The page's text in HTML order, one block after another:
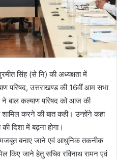
सिंह (से नि) की अध्यक्षता में
परिषद, उत्तराखण्ड की 16वीं आम सभा
बाल कल्याण परिषद को आज की
करने की बात कही। उन्होंने कहा
दिशा में बढ़ना होगा।
मजबूत बनाए जाने एवं आधुनिक तकनीक
किए जाने हेतु सचिव रविनाथ रामन एवं